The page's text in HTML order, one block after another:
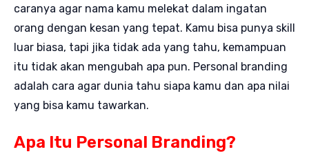
caranya agar nama kamu melekat dalam ingatan
orang dengan kesan yang tepat. Kamu bisa punya skill
luar biasa, tapi jika tidak ada yang tahu, kemampuan
itu tidak akan mengubah apa pun. Personal branding
adalah cara agar dunia tahu siapa kamu dan apa nilai
yang bisa kamu tawarkan.
Apa Itu Personal Branding?